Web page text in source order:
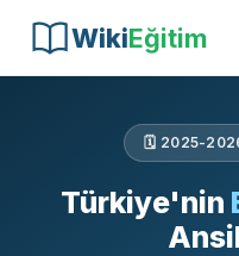
WikiEğitim
🗓️ 2025-
Türkiye'nin